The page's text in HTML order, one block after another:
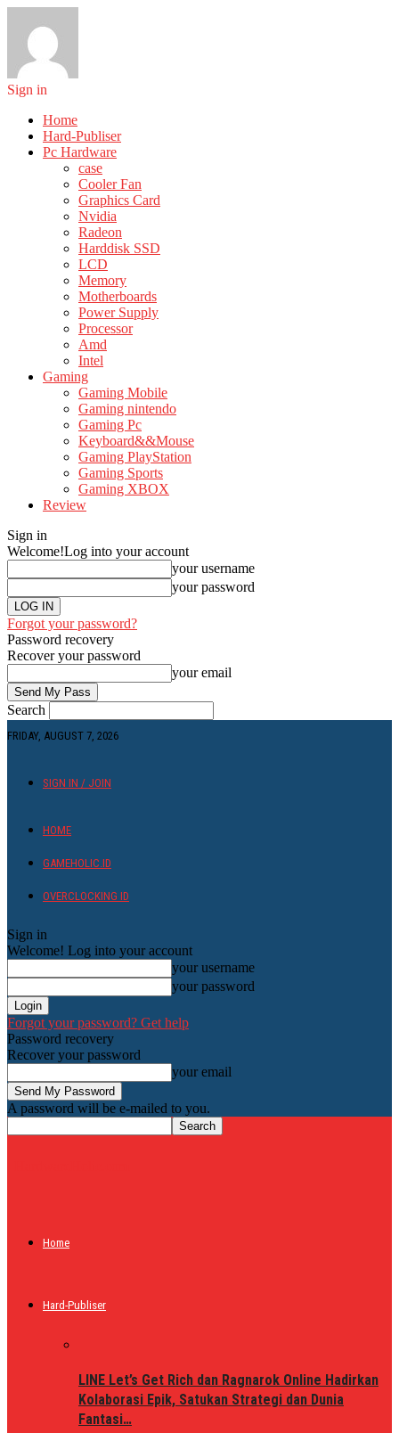
Sign in
Home
Hard-Publiser
Pc Hardware
case
Cooler Fan
Graphics Card
Nvidia
Radeon
Harddisk SSD
LCD
Memory
Motherboards
Power Supply
Processor
Amd
Intel
Gaming
Gaming Mobile
Gaming nintendo
Gaming Pc
Keyboard&&Mouse
Gaming PlayStation
Gaming Sports
Gaming XBOX
Review
Sign in
Welcome!Log into your account
your username
your password
Forgot your password?
Password recovery
Recover your password
your email
Search
FRIDAY, AUGUST 7, 2026
SIGN IN / JOIN
HOME
GAMEHOLIC.ID
OVERCLOCKING ID
Sign in
Welcome! Log into your account
your username
your password
Forgot your password? Get help
Password recovery
Recover your password
your email
A password will be e-mailed to you.
Home
Hard-Publiser
LINE Let’s Get Rich dan Ragnarok Online Hadirkan
Kolaborasi Epik, Satukan Strategi dan Dunia
Fantasi…